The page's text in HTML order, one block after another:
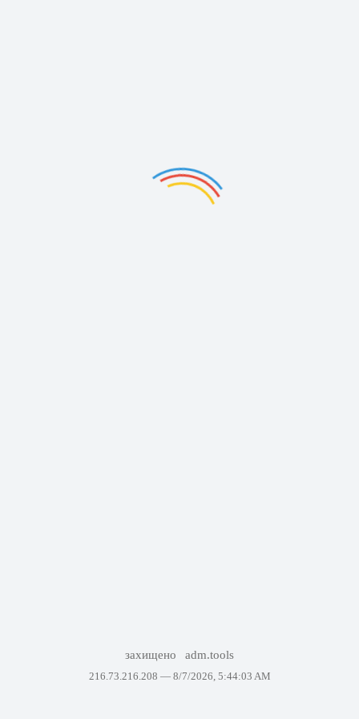
захищено adm.tools
216.73.216.208 — 8/7/2026, 5:44:03 AM